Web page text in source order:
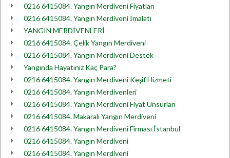
0216 6415084. Yangın Merdiveni Fiyatları
0216 6415084. Yangın Merdiveni İmalatı
YANGIN MERDİVENLERİ
0216 6415084. Çelik Yangın Merdiveni
0216 6415084. Yangın Merdiveni Destek
Yangında Hayatınız Kaç Para?
0216 6415084. Yangın Merdiveni Keşif Hizmeti
0216 6415084. Yangın Merdivenleri
0216 6415084. Yangın Merdiveni Fiyat Unsurları
0216 6415084. Makaralı Yangın Merdiveni
0216 6415084. Yangın Merdiveni Firması İstanbul
0216 6415084. Yangın Merdiveni
0216 6415084. Yangın Merdiveni